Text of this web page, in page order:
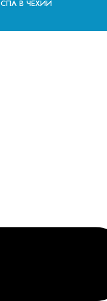
СПА В ЧЕХИИ